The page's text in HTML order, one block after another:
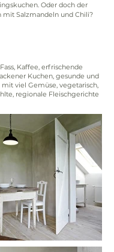
Oder doch der
mit Salzmandeln und Chili?
Kaffee, erfrischende
Kuchen, gesunde und
viel Gemüse, vegetarisch,
regionale Fleischgerichte